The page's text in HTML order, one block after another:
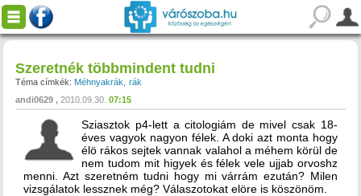
Szeretnék többmindent tudni
Téma címkék: Méhnyakrák
rák
andi0629
2010.09.30. 07:15
Sziasztok p4-lett a citologiám de mivel csak 18-
éves vagyok nagyon félek. A doki azt monta hogy
élö rákos sejtek vannak valahol a méhem körül de
nem tudom mit higyek és félek vele ujjab orvoshz
menni. Azt szeretném tudni hogy mi várrám ezután? Milen
vizsgálatok lessznek még? Válaszotokat elöre is köszönöm.